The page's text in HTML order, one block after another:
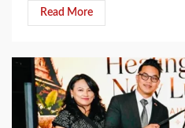
Read More